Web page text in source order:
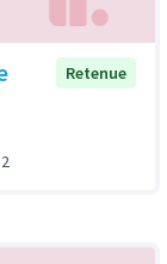
Retenue
2